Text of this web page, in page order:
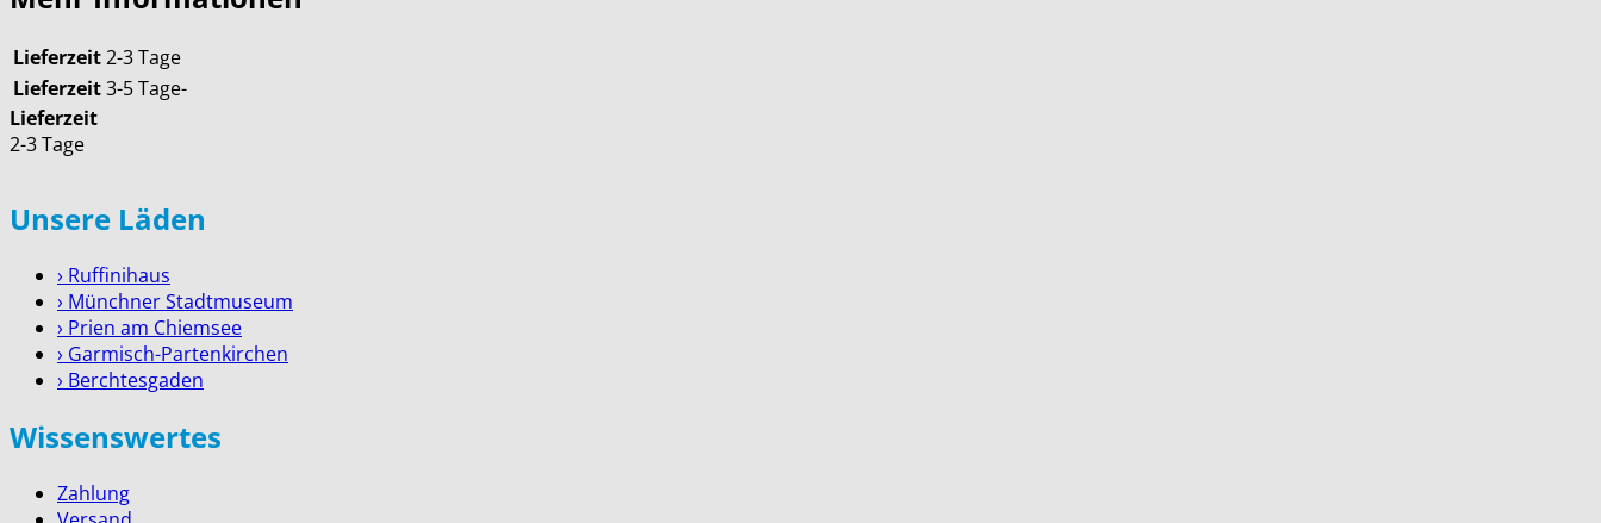
Lieferzeit2-3 Tage
Lieferzeit3-5 Tage-
Lieferzeit
2-3 Tage
Unsere Läden
› Ruffinihaus
› Münchner Stadtmuseum
› Prien am Chiemsee
› Garmisch-Partenkirchen
› Berchtesgaden
Wissenswertes
Zahlung